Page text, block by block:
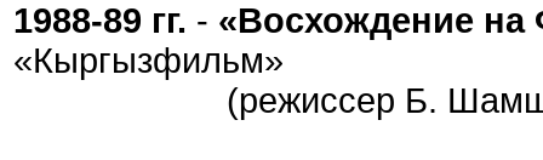
1988-89 гг. - «Восхождение
«Кыргызфильм»
(режиссер Б.